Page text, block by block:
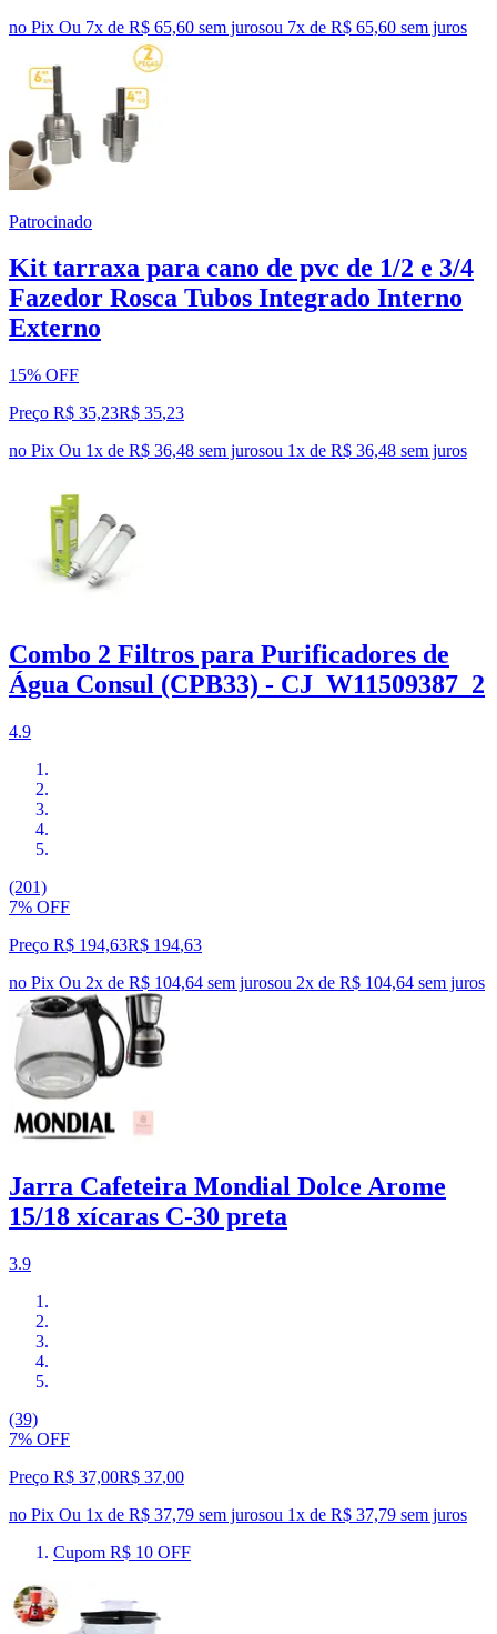
no Pix Ou 7x de R$ 65,60 sem jurosou 7x de R$ 65,60 sem juros
Patrocinado
Kit tarraxa para cano de pvc de 1/2 e 3/4
Fazedor Rosca Tubos Integrado Interno
Externo
15% OFF
Preço R$ 35,23R$ 35,23
no Pix Ou 1x de R$ 36,48 sem jurosou 1x de R$ 36,48 sem juros
Combo 2 Filtros para Purificadores de
Água Consul (CPB33) - CJ_W11509387_2
4.9
(201)
7% OFF
Preço R$ 194,63R$ 194,63
no Pix Ou 2x de R$ 104,64 sem jurosou 2x de R$ 104,64 sem juros
Jarra Cafeteira Mondial Dolce Arome
15/18 xícaras C-30 preta
3.9
(39)
7% OFF
Preço R$ 37,00R$ 37,00
no Pix Ou 1x de R$ 37,79 sem jurosou 1x de R$ 37,79 sem juros
Cupom R$ 10 OFF